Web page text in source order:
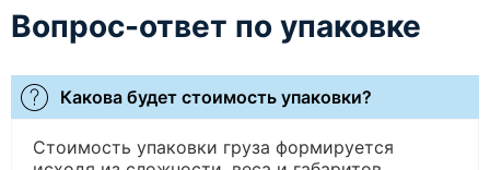
Вопрос-ответ по упаковке
Какова будет стоимость упаковки?
Стоимость упаковки груза формируется